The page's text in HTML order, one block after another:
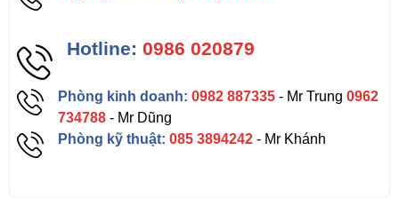
Hotline: 0986 020879
Phòng kinh doanh: 0982 887335 - Mr Trung0962
734788 - Mr Dũng
Phòng kỹ thuật:085 3894242 - Mr Khánh